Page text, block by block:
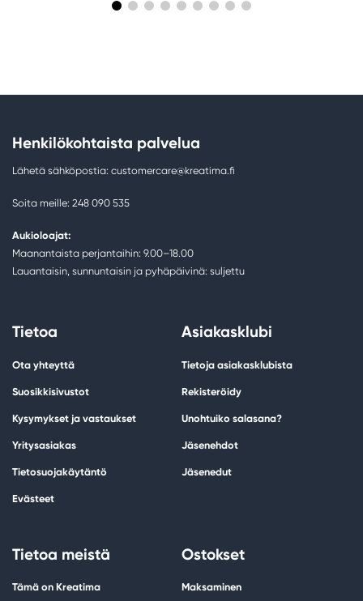
Henkilökohtaista palvelua
Lähetä sähköpostia: customercare@kreatima.fi
Soita meille: 248 090 535
Aukioloajat:
Maanantaista perjantaihin: 9.00–18.00
Lauantaisin, sunnuntaisin ja pyhäpäivinä: suljettu
Tietoa
Ota yhteyttä
Suosikkisivustot
Kysymykset ja vastaukset
Yritysasiakas
Tietosuojakäytäntö
Evästeet
Asiakasklubi
Tietoja asiakasklubista
Rekisteröidy
Unohtuiko salasana?
Jäsenehdot
Jäsenedut
Tietoa meistä
Tämä on Kreatima
Ostokset
Maksaminen